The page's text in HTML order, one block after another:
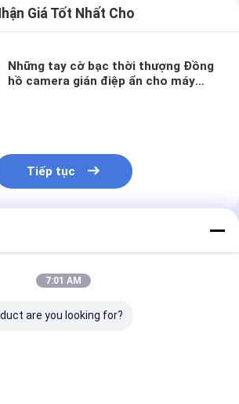
Giá Tốt Nhất Cho
Những tay cờ bạc thời thượng Đồng
hồ camera gián điệp ẩn cho máy
Tiếp tục
Cáo
7:01 AM
are you looking for?